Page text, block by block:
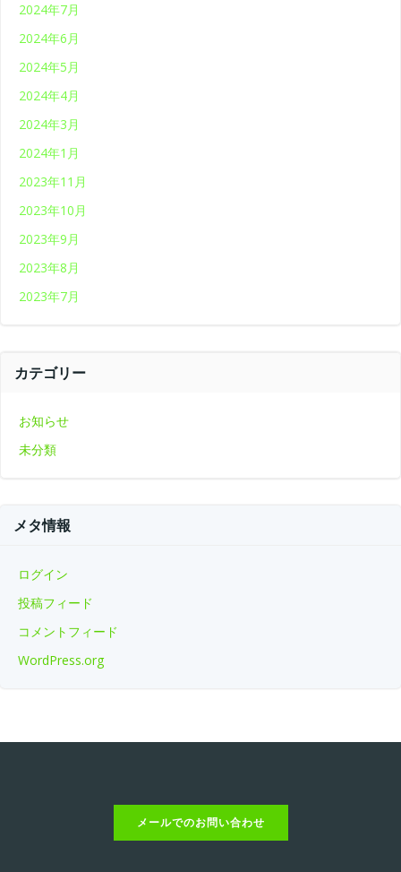
2024年7月
2024年6月
2024年5月
2024年4月
2024年3月
2024年1月
2023年11月
2023年10月
2023年9月
2023年8月
2023年7月
カテゴリー
お知らせ
未分類
メタ情報
ログイン
投稿フィード
コメントフィード
WordPress.org
メールでのお問い合わせ